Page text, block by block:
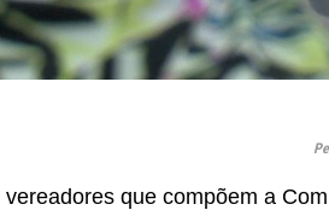
vereadores que compõem a